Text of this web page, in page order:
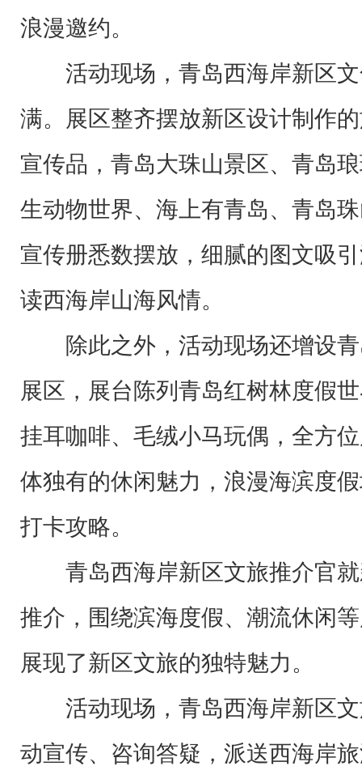
浪漫邀约。
活动现场，青岛西海岸新区
满。展区整齐摆放新区设计制作
宣传品，青岛大珠山景区、青岛
生动物世界、海上有青岛、青岛
宣传册悉数摆放，细腻的图文吸
读西海岸山海风情。
除此之外，活动现场还增设
展区，展台陈列青岛红树林度假
挂耳咖啡、毛绒小马玩偶，全方
体独有的休闲魅力，浪漫海滨度
打卡攻略。
青岛西海岸新区文旅推介官
推介，围绕滨海度假、潮流休闲
展现了新区文旅的独特魅力。
活动现场，青岛西海岸新区
动宣传、咨询答疑，派送西海岸